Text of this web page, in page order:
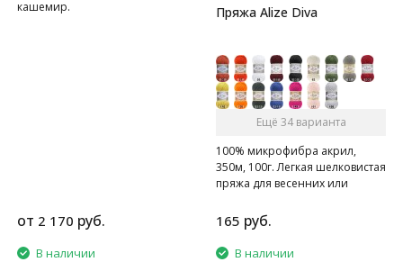
кашемир.
от 2 170 руб.
В наличии
Пряжа Alize Diva
Ещё 34 варианта
100% микрофибра акрил,
350м, 100г. Легкая шелковистая
пряжа для весенних или
165 руб.
В наличии